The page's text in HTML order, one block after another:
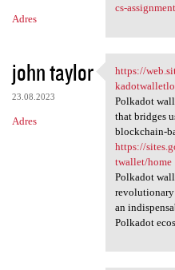
Adres
cs-
john taylor
23.08.2023
Adres
https://
https://
Polkadot
that bridges
blockchain-
https://
twallet/home
Polkadot
revolutionary
an
Polkadot